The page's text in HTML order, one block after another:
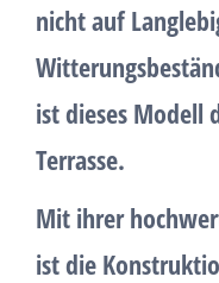
nicht auf
ist dieses Modell
Terrasse.
Mit ihrer
ist die